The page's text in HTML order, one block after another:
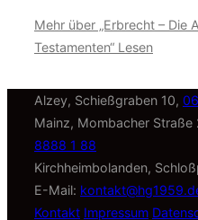
Mehr über „Erbrecht – Die
Testamenten“ Lesen
Alzey, Schießgraben 10,
Mainz, Mombacher Straße
8888 1 88
Kirchheimbolanden,
E-Mail:
Kontakt Impressum